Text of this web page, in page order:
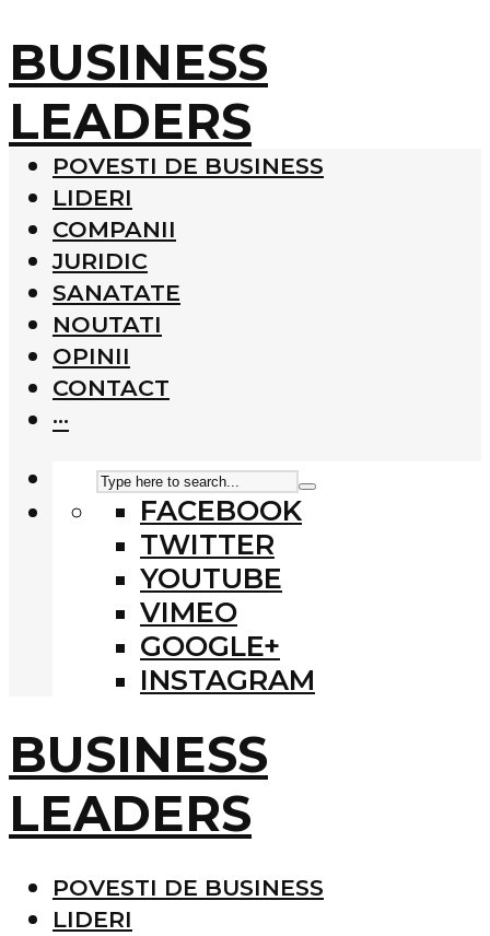
BUSINESS
LEADERS
POVESTI DE BUSINESS
LIDERI
COMPANII
JURIDIC
SANATATE
NOUTATI
OPINII
CONTACT
···
FACEBOOK
TWITTER
YOUTUBE
VIMEO
GOOGLE+
INSTAGRAM
BUSINESS
LEADERS
POVESTI DE BUSINESS
LIDERI